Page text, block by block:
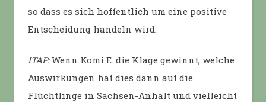
so dass es sich hoffentlich um eine positive
Entscheidung handeln wird.
ITAP:Wenn Komi E. die Klage gewinnt, welche
Auswirkungen hat dies dann auf die
Flüchtlinge in Sachsen-Anhalt und vielleicht